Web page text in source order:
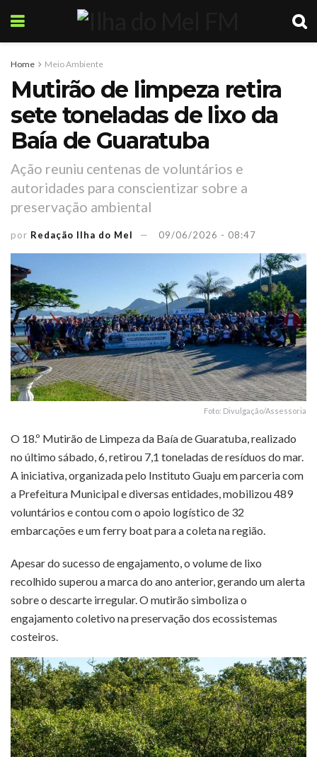
Home Meio Ambiente
Mutirão de limpeza retira
sete toneladas de lixo da
Baía de Guaratuba
Ação reuniu centenas de voluntários e
autoridades para conscientizar sobre a
preservação ambiental
por Redação Ilha do Mel 09/06/2026 - 08:47
Foto: Divulgação/Assessoria
O 18.º Mutirão de Limpeza da Baía de Guaratuba, realizado
no último sábado, 6, retirou 7,1 toneladas de resíduos do mar.
A iniciativa, organizada pelo Instituto Guaju em parceria com
a Prefeitura Municipal e diversas entidades, mobilizou 489
voluntários e contou com o apoio logístico de 32
embarcações e um ferry boat para a coleta na região.
Apesar do sucesso de engajamento, o volume de lixo
recolhido superou a marca do ano anterior, gerando um alerta
sobre o descarte irregular. O mutirão simboliza o
engajamento coletivo na preservação dos ecossistemas
costeiros.